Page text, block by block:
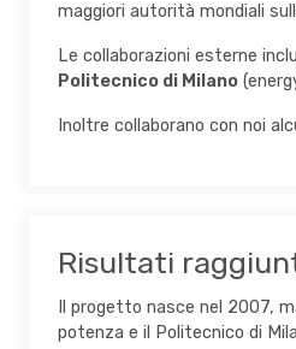
maggiori autorità mondiali
Le collaborazioni esterne
Politecnico di Milano
Inoltre collaborano con noi
Risultati
Il progetto nasce nel 2007,
potenza e il Politecnico di